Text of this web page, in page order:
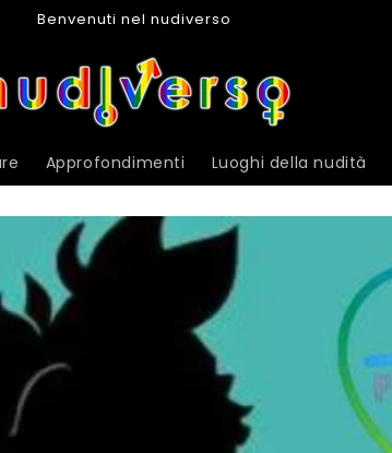
Benvenuti nel nudiverso
Approfondimenti Luoghi della nudità